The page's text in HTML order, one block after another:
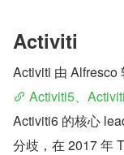
Activiti
Activiti 由 Alfresco
Activiti5、
Activiti6 的核心
分歧，在 2017 年